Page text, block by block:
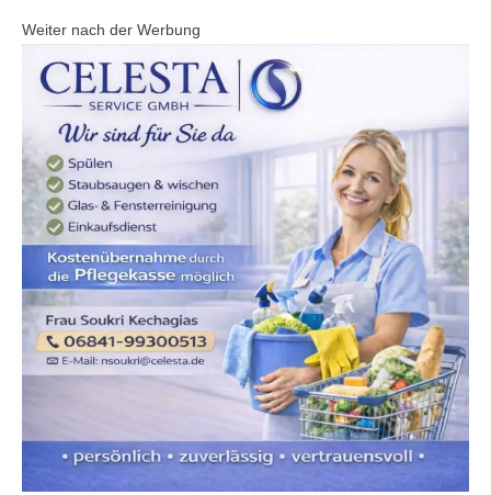
Weiter nach der Werbung